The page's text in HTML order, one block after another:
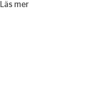
Läs mer